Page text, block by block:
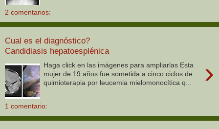
2 comentarios:
Cual es el diagnóstico?
Candidiasis hepatoesplénica
›
Haga click en las imágenes para ampliarlas Esta
mujer de 19 años fue sometida a cinco ciclos de
quimioterapia por leucemia mielomonocítica q...
1 comentario: